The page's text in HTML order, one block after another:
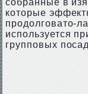
собранные в
которые
продолговато-
используется
групповых